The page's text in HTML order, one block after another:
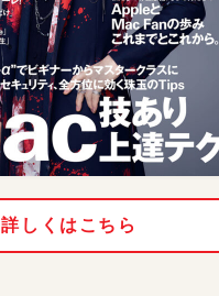
詳しくはこちら